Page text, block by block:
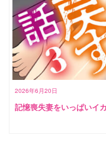
2026年6月20日
記憶喪失妻をいっぱいイ